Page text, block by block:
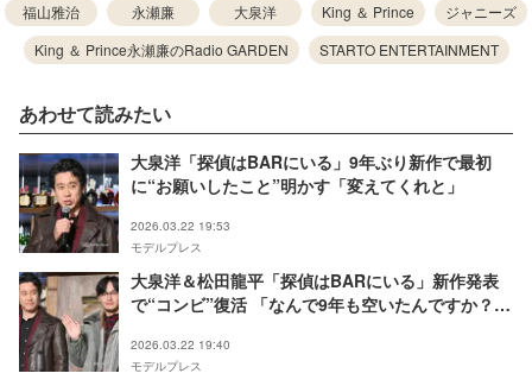
福山雅治 永瀬廉 大泉洋 King ＆ Prince
ジャニーズ
King ＆ Prince永瀬廉のRadio GARDEN
STARTO ENTERTAINMENT
あわせて読みたい
大泉洋「探偵はBARにいる」9年ぶり新作で最初
に“お願いしたこと”明かす「変えてくれと」
2026.03.22 19:53
モデルプレス
大泉洋＆松田龍平「探偵はBARにいる」新作発表
で“コンビ”復活 「なんで9年も空いたんですか？」
2026.03.22 19:40
モデルプレス